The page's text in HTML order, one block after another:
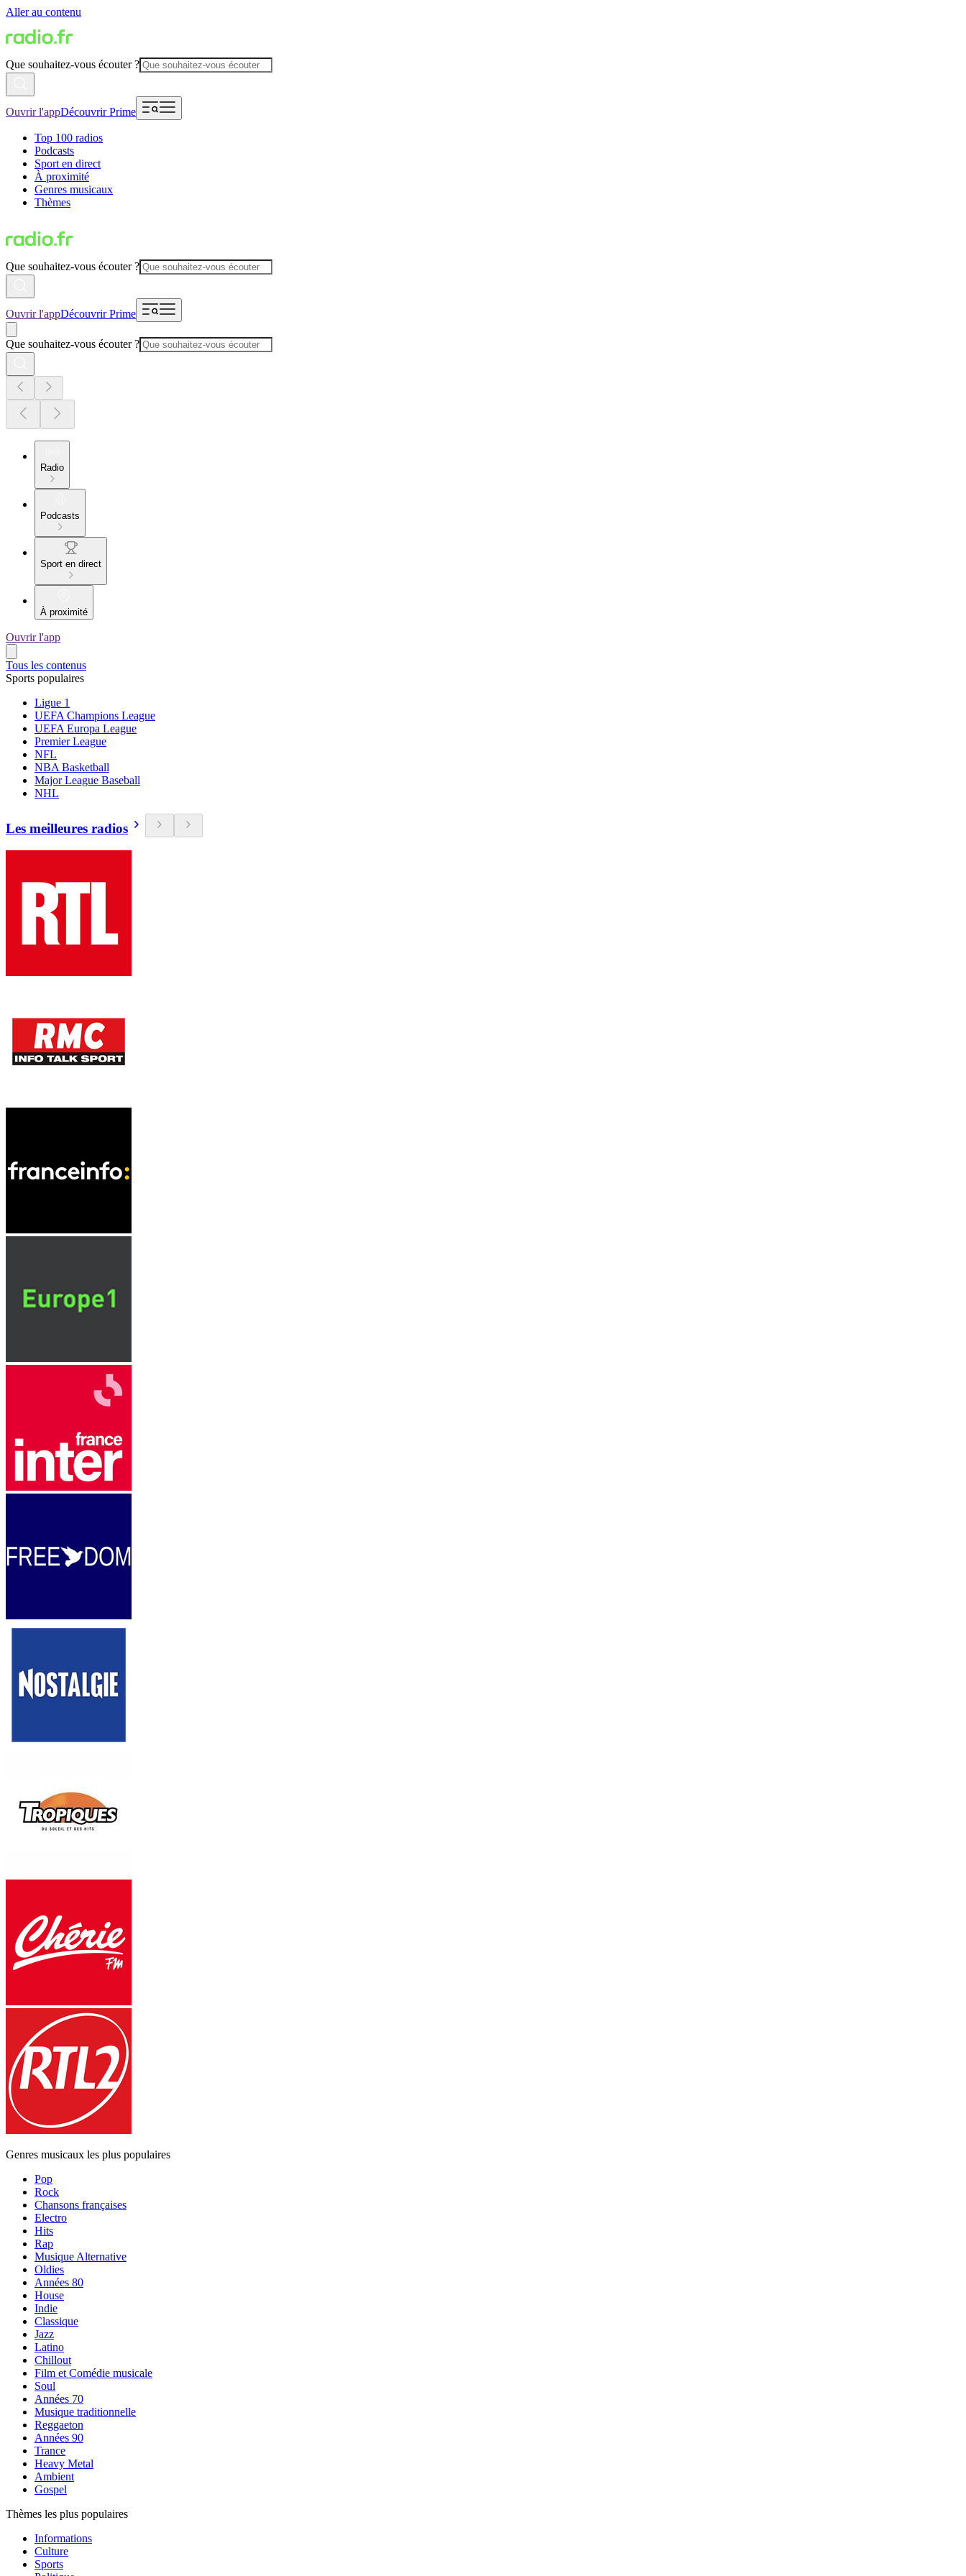
Aller au contenu
Que souhaitez-vous écouter ?
Ouvrir l'appDécouvrir Prime
Top 100 radios
Podcasts
Sport en direct
À proximité
Genres musicaux
Thèmes
Que souhaitez-vous écouter ?
Ouvrir l'appDécouvrir Prime
Que souhaitez-vous écouter ?
Radio
Podcasts
Sport en direct
À proximité
Ouvrir l'app
Tous les contenus
Sports populaires
Ligue 1
UEFA Champions League
UEFA Europa League
Premier League
NFL
NBA Basketball
Major League Baseball
NHL
Les meilleures radios
Genres musicaux les plus populaires
Pop
Rock
Chansons françaises
Electro
Hits
Rap
Musique Alternative
Oldies
Années 80
House
Indie
Classique
Jazz
Latino
Chillout
Film et Comédie musicale
Soul
Années 70
Musique traditionnelle
Reggaeton
Années 90
Trance
Heavy Metal
Ambient
Gospel
Thèmes les plus populaires
Informations
Culture
Sports